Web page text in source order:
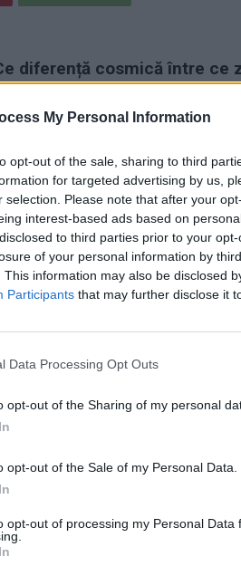
My Personal Information
opt-out of the sale, sharing to third
for targeted advertising by us,
selection. Please note that after your
interest-based ads based on
to third parties prior to your
of your personal information by
This information may also be disclosed
Participants that may further disclose it
Data Processing Opt Outs
opt-out of the Sharing of my personal
opt-out of the Sale of my Personal Data.
opt-out of processing my Personal Data
diferență cosmică între ce
Parcă a avut loc o
se obosește să explice
prezidențiale (finala cu Viorica
un mesaj în care diaboliza, pe